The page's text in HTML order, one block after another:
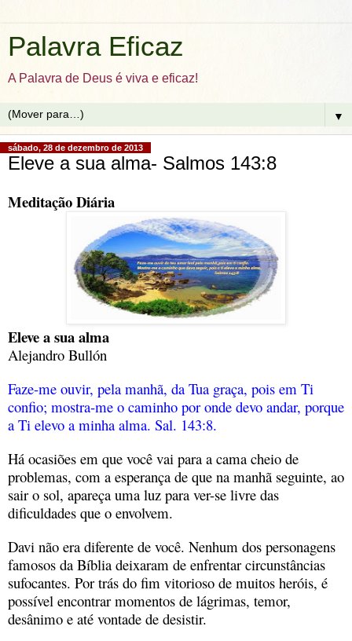
Palavra Eficaz
A Palavra de Deus é viva e eficaz!
▼
sábado, 28 de dezembro de 2013
Eleve a sua alma- Salmos 143:8
Meditação Diária
Eleve a sua alma
Alejandro Bullón
Faze-me ouvir, pela manhã, da Tua graça, pois em Ti
confio; mostra-me o caminho por onde devo andar, porque
a Ti elevo a minha alma. Sal. 143:8.
Há ocasiões em que você vai para a cama cheio de
problemas, com a esperança de que na manhã seguinte, ao
sair o sol, apareça uma luz para ver-se livre das
dificuldades que o envolvem.
Davi não era diferente de você. Nenhum dos personagens
famosos da Bíblia deixaram de enfrentar circunstâncias
sufocantes. Por trás do fim vitorioso de muitos heróis, é
possível encontrar momentos de lágrimas, temor,
desânimo e até vontade de desistir.